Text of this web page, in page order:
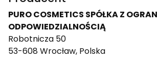
PURO COSMETICS SPÓŁKA Z
ODPOWIEDZIALNOŚCIĄ
Robotnicza 50
53-608 Wrocław, Polska